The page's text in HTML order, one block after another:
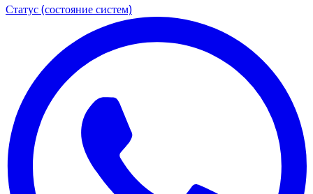
Статус (состояние систем)